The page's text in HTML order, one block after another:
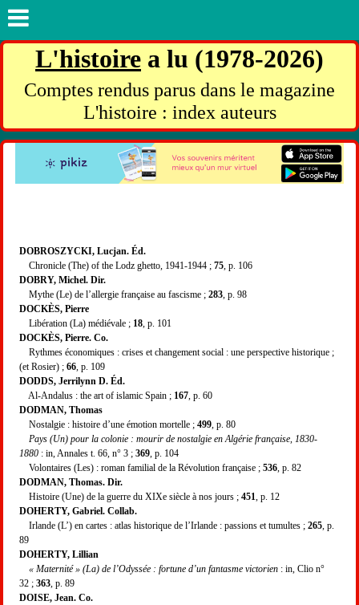
L'histoire a lu (1978-2026)
Comptes rendus parus dans le magazine
L'histoire : index auteurs
DOBROSZYCKI, Lucjan. Éd.
Chronicle (The) of the Lodz ghetto, 1941-1944 ; 75 , p. 106
DOBRY, Michel. Dir.
Mythe (Le) de l’allergie française au fascisme ; 283 , p. 98
DOCKÈS, Pierre
Libération (La) médiévale ; 18 , p. 101
DOCKÈS, Pierre. Co.
Rythmes économiques : crises et changement social : une perspective historique ;
(et Rosier) ; 66 , p. 109
DODDS, Jerrilynn D. Éd.
Al-Andalus : the art of islamic Spain ; 167 , p. 60
DODMAN, Thomas
Nostalgie : histoire d’une émotion mortelle ; 499 , p. 80
Pays (Un) pour la colonie : mourir de nostalgie en Algérie française, 1830-
1880 : in, Annales t. 66, n° 3 ; 369 , p. 104
Volontaires (Les) : roman familial de la Révolution française ; 536 , p. 82
DODMAN, Thomas. Dir.
Histoire (Une) de la guerre du XIXe siècle à nos jours ; 451 , p. 12
DOHERTY, Gabriel. Collab.
Irlande (L’) en cartes : atlas historique de l’Irlande : passions et tumultes ; 265 , p.
89
DOHERTY, Lillian
« Maternité » (La) de l’Odyssée : fortune d’un fantasme victorien : in, Clio n°
32 ; 363 , p. 89
DOISE, Jean. Co.